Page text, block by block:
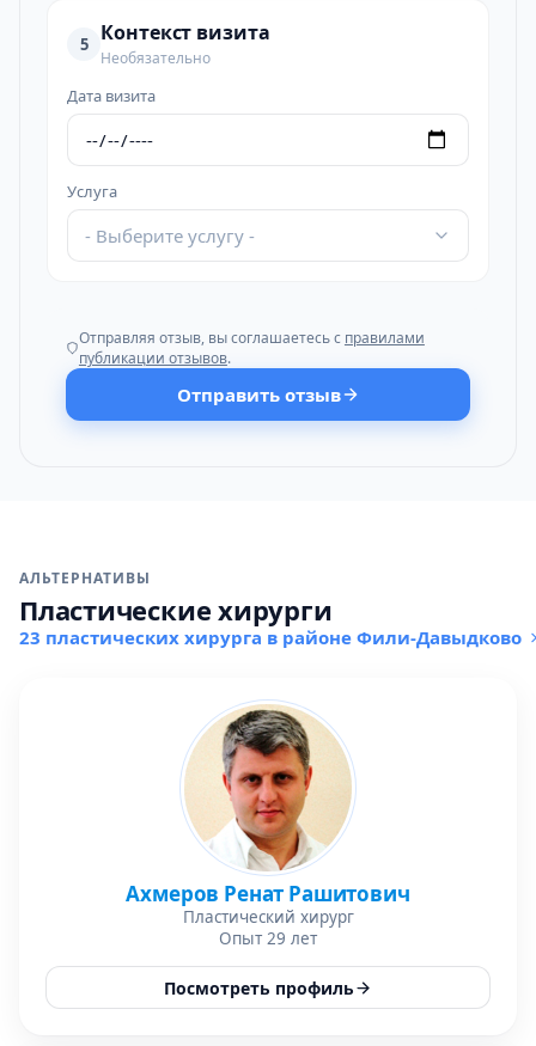
5 Контекст визита
Необязательно
Дата визита
Услуга
- Выберите услугу -
Отправляя отзыв, вы соглашаетесь с правилами
публикации отзывов.
Отправить отзыв
АЛЬТЕРНАТИВЫ
Пластические хирурги
23 пластических хирурга в районе Фили-Давыдково
Ахмеров Ренат Рашитович
Пластический хирург
Опыт 29 лет
Посмотреть профиль